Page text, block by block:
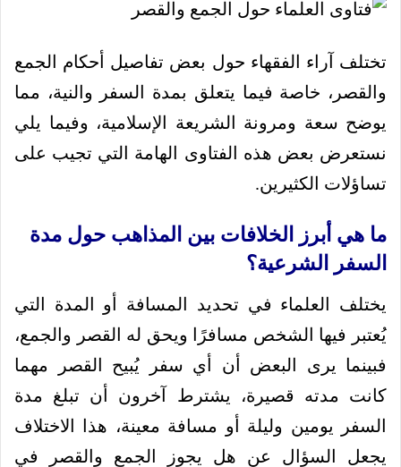
تختلف آراء الفقهاء حول بعض تفاصيل أحكام الجمع
والقصر، خاصة فيما يتعلق بمدة السفر والنية، مما
يوضح سعة ومرونة الشريعة الإسلامية، وفيما يلي
نستعرض بعض هذه الفتاوى الهامة التي تجيب على
تساؤلات الكثيرين.
ما هي أبرز الخلافات بين المذاهب حول مدة
السفر الشرعية؟
يختلف العلماء في تحديد المسافة أو المدة التي
يُعتبر فيها الشخص مسافرًا ويحق له القصر والجمع،
فبينما يرى البعض أن أي سفر يُبيح القصر مهما
كانت مدته قصيرة، يشترط آخرون أن تبلغ مدة
السفر يومين وليلة أو مسافة معينة، هذا الاختلاف
يجعل السؤال عن هل يجوز الجمع والقصر في